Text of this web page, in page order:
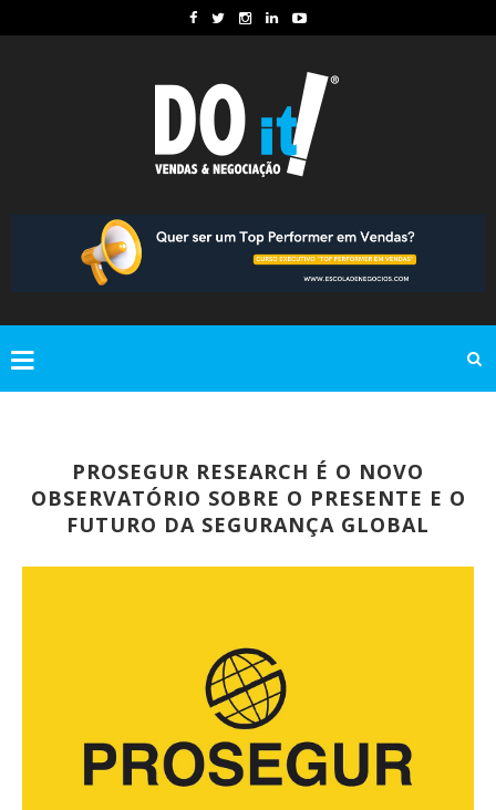
PROSEGUR RESEARCH É O NOVO
OBSERVATÓRIO SOBRE O PRESENTE E O
FUTURO DA SEGURANÇA GLOBAL